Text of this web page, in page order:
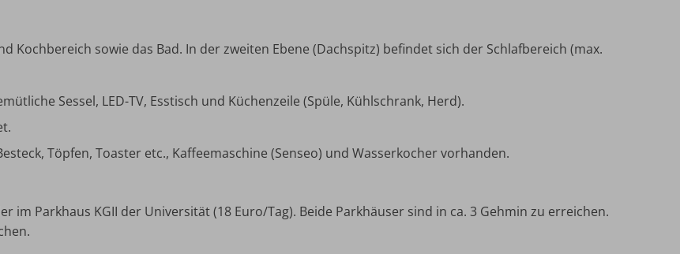
Kochbereich sowie das Bad. In der zweiten Ebene (Dachspitz) befindet sich der Schlafbereich (max.
Sessel, LED-TV, Esstisch und Küchenzeile (Spüle, Kühlschrank, Herd).
Töpfen, Toaster etc., Kaffeemaschine (Senseo) und Wasserkocher vorhanden.
im Parkhaus KGII der Universität (18 Euro/Tag). Beide Parkhäuser sind in ca. 3 Gehmin zu erreichen.